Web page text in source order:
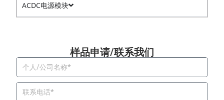
ACDC电源模块
样品申请/联系我们​